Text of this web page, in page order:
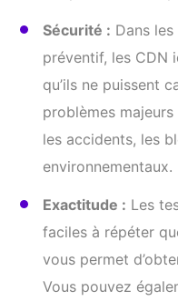
Sécurité : Dans
préventif, les CDN
qu’ils ne puissent
problèmes
les accidents, les
environnementaux.
Exactitude : Les
faciles à répéter
vous permet
Vous pouvez